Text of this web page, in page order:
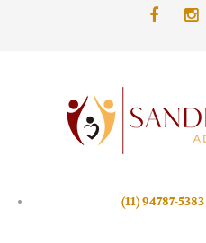
(11) 94787-5383